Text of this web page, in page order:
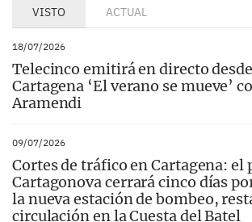
VISTO ACTUAL
18/07/2026
Telecinco emitirá en directo
Cartagena ‘El verano se mueve’
Aramendi
09/07/2026
Cortes de tráfico en Cartagena: el
Cartagonova cerrará cinco días
la nueva estación de bombeo,
circulación en la Cuesta del Batel